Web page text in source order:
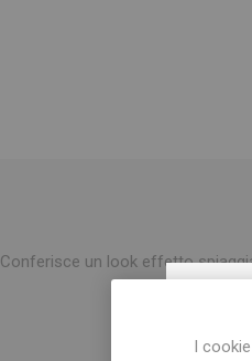
Conferisce un look effetto
I